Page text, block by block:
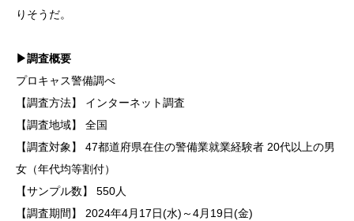
りそうだ。
▶調査概要
プロキャス警備調べ
【調査方法】 インターネット調査
【調査地域】 全国
【調査対象】 47都道府県在住の警備業就業経験者 20代以上の男
女（年代均等割付）
【サンプル数】 550人
【調査期間】 2024年4月17日(水)～4月19日(金)